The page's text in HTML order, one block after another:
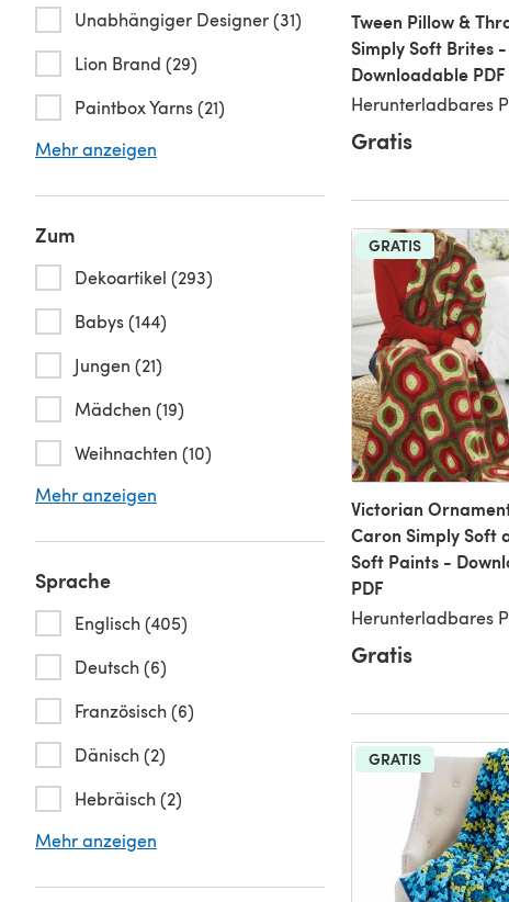
Unabhängiger Designer (31)
Lion Brand (29)
Paintbox Yarns (21)
Mehr anzeigen
Zum
Dekoartikel (293)
Babys (144)
Jungen (21)
Mädchen (19)
Weihnachten (10)
Mehr anzeigen
Sprache
Englisch (405)
Deutsch (6)
Französisch (6)
Dänisch (2)
Hebräisch (2)
Mehr anzeigen
Tween Pillow &
Simply Soft Brites -
Downloadable PDF
Herunterladbares
Gratis
GRATIS
Victorian
Caron Simply Soft
Soft Paints -
PDF
Herunterladbares
Gratis
GRATIS